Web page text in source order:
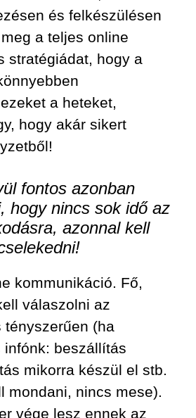
és felkészülésen
a teljes online
stratégiádat, hogy a
a heteket,
hogy akár sikert
fontos azonban
hogy nincs sok idő az
azonnal kell
kommunikáció. Fő,
válaszolni az
tényszerűen (ha
beszállítás
mikorra készül el stb.
mondani, nincs mese).
vége lesz ennek az